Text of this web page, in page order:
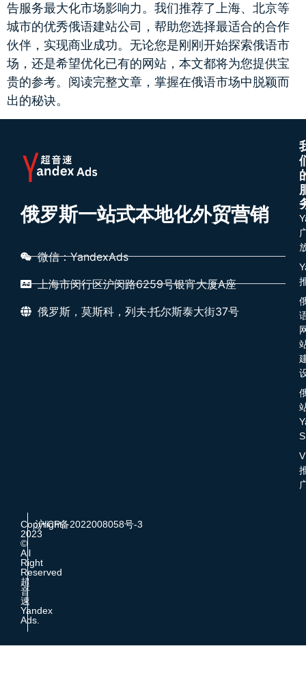
告服务最大化市场影响力。我们推荐了上海、北京等
城市的优秀俄语建站公司，帮助您选择最适合的合作
伙伴，实现商业成功。无论您是刚刚开始探索俄语市
场，还是希望优化已有的网站，本文都将为您提供宝
贵的参考。阅读完整文章，掌握在俄语市场中脱颖而
出的秘诀。
俄罗斯一站式本地化外贸营销
微信：YandexAds
上海市闵行区沪闵路6259号银宵大厦A座
俄罗斯，莫斯科，列夫·托尔斯泰大街37号
Copyright
2023
©
All
Right
Reserved
超
音
速
Yandex
Ads.
沪ICP备2022008058号-3